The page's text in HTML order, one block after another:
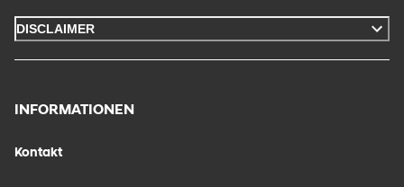
DISCLAIMER
INFORMATIONEN
Kontakt